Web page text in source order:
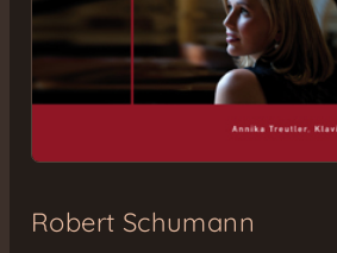
Robert Schumann